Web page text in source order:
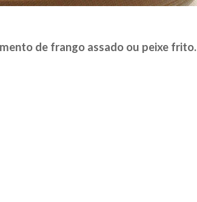
de frango assado ou peixe frito.